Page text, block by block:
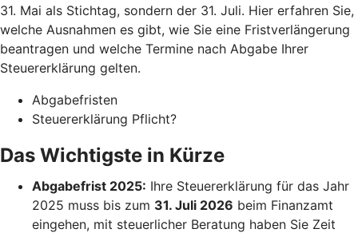
31. Mai als Stichtag, sondern der 31. Juli. Hier erfahren Sie,
welche Ausnahmen es gibt, wie Sie eine Fristverlängerung
beantragen und welche Termine nach Abgabe Ihrer
Steuererklärung gelten.
Abgabefristen
Steuererklärung Pflicht?
Das Wichtigste in Kürze
Abgabefrist 2025: Ihre Steuererklärung für das Jahr
2025 muss bis zum 31. Juli 2026 beim Finanzamt
eingehen, mit steuerlicher Beratung haben Sie Zeit